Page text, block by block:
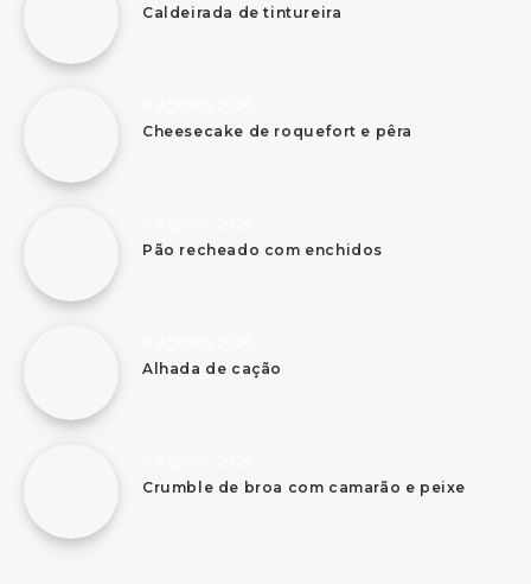
Caldeirada de tintureira
Cheesecake de roquefort e pêra
Pão recheado com enchidos
Alhada de cação
Crumble de broa com camarão e peixe